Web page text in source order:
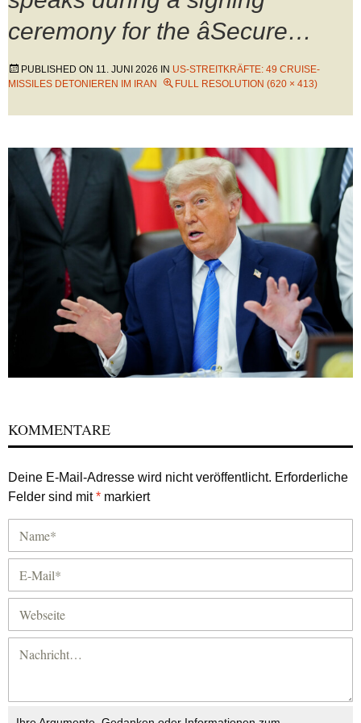
ceremony for the âSecure…
PUBLISHED ON 11. JUNI 2026 IN US-STREITKRÄFTE: 49 CRUISE-
MISSILES DETONIEREN IM IRAN
FULL RESOLUTION (620 × 413)
KOMMENTARE
Deine E-Mail-Adresse wird nicht veröffentlicht. Erforderliche
Felder sind mit* markiert